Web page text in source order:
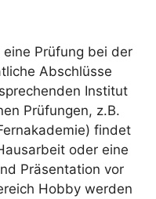
Prüfung bei der
Abschlüsse
Institut
Prüfungen, z.B.
findet
oder eine
Präsentation vor
Hobby werden